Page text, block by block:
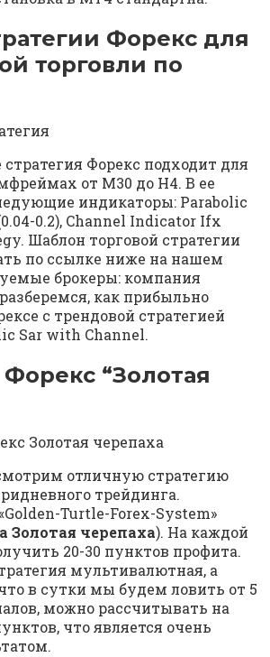
Форекс для
торговли по
Форекс подходит для
от М30 до H4. В ее
индикаторы: Parabolic
0.2), Channel Indicator Ifx
Шаблон торговой стратегии
по ссылке ниже на нашем
брокеры: компания
как прибыльно
с трендовой стратегией
Sar with Channel.
“Золотая
отличную стратегию
трейдинга.
Turtle-Forex-System»
Золотая черепаха). На каждой
20-30 пунктов профита.
мультивалютная, а
в сутки мы будем ловить от 5
можно рассчитывать на
что является очень